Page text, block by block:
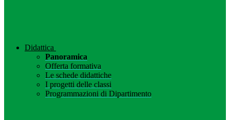
Didattica
Panoramica
Offerta formativa
Le schede didattiche
I progetti delle classi
Programmazioni di Dipartimento